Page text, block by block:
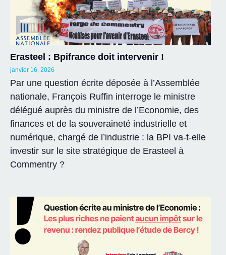
Erasteel : Bpifrance doit intervenir !
janvier 16, 2026
Par une question écrite déposée à l’Assemblée
nationale, François Ruffin interroge le ministre
délégué auprès du ministre de l’Economie, des
finances et de la souveraineté industrielle et
numérique, chargé de l’industrie : la BPI va-t-elle
investir sur le site stratégique de Erasteel à
Commentry ?